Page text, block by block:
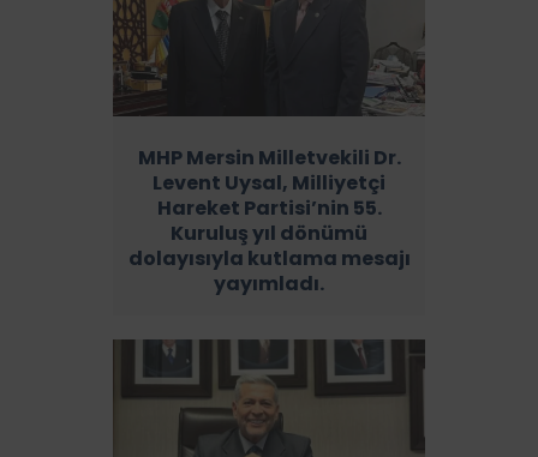
MHP Mersin Milletvekili Dr.
Levent Uysal, Milliyetçi
Hareket Partisi’nin 55.
Kuruluş yıl dönümü
dolayısıyla kutlama mesajı
yayımladı.